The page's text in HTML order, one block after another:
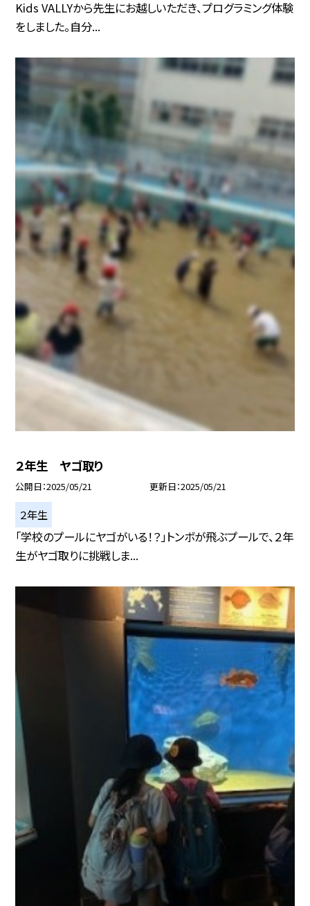
Kids VALLYから先生にお越しいただき、プログラミング体験
をしました。自分...
２年生 ヤゴ取り
公開日 2025/05/21 更新日 2025/05/21
２年生
「学校のプールにヤゴがいる！？」トンボが飛ぶプールで、２年
生がヤゴ取りに挑戦しま...